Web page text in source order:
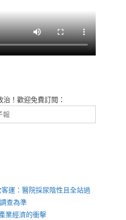
！歡迎免費訂閱：
運：醫院採尿陰性且全站過
查為準
業經濟的衝擊